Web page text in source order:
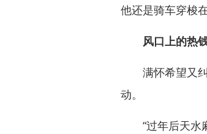
他还是骑车穿梭
风口上的热
满怀希望又纠
动。
“过年后天水麻